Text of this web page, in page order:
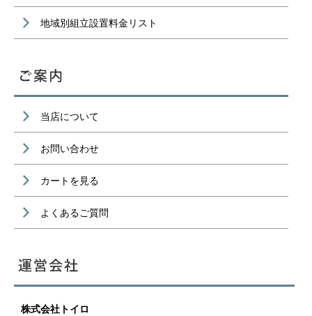
地域別組立設置料金リスト
当店について
お問い合わせ
カートを見る
よくあるご質問
株式会社トイロ